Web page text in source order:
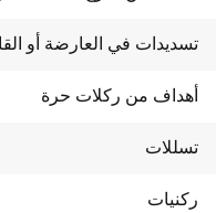
تسديدات في العارضة أو
أهداف من ركلات حرة
تسللات
ركنيات